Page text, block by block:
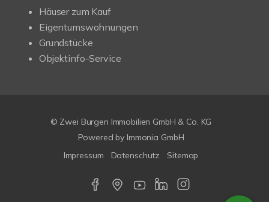
Häuser zum Kauf
Eigentumswohnungen
Grundstücke
Objektinfo-Service
© Zwei Burgen Immobilien GmbH & Co. KG
Powered by Immonia GmbH
Impressum
Datenschutz Sitemap